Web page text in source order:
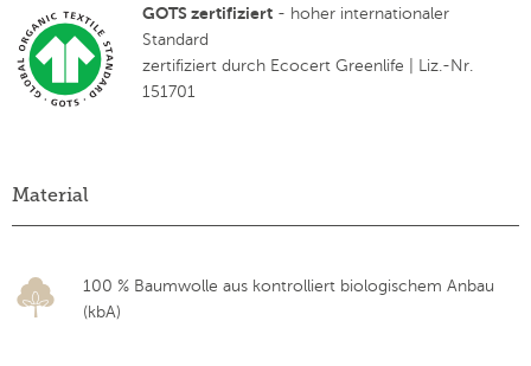
GOTS zertifiziert - hoher internationaler
Standard
zertifiziert durch Ecocert Greenlife | Liz.-Nr.
151701
Material
100 % Baumwolle aus kontrolliert biologischem Anbau
(kbA)